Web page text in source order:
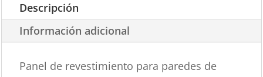
Descripción
Información adicional
Panel de revestimiento para paredes de